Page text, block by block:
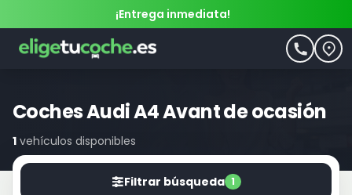
¡Entrega inmediata!
Coches Audi A4 Avant de ocasión
1 vehículos disponibles
Filtrar búsqueda 1